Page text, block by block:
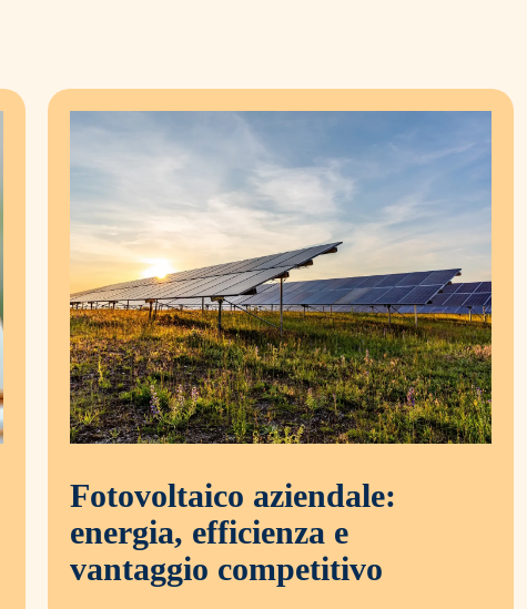
Fotovoltaico aziendale:
energia, efficienza e
vantaggio competitivo